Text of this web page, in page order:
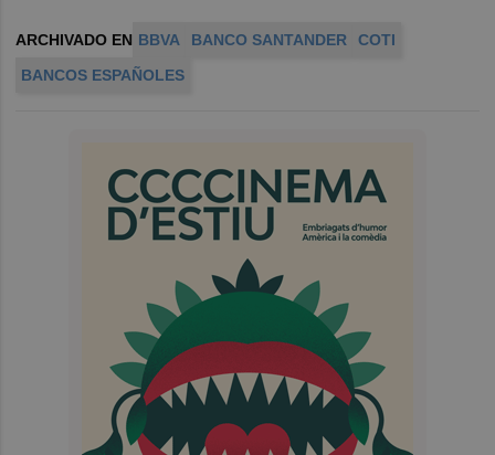
ARCHIVADO EN BBVA BANCO SANTANDER
COTI
BANCOS ESPAÑOLES